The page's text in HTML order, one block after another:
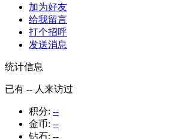
加为好友
给我留言
打个招呼
发送消息
统计信息
已有 -- 人来访过
积分: --
金币: --
钻石: --